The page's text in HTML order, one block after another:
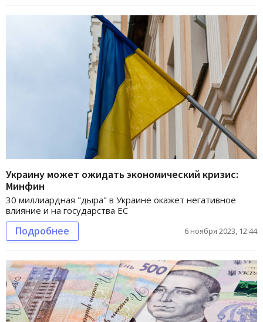
Украину может ожидать экономический кризис:
Минфин
30 миллиардная "дыра" в Украине окажет негативное
влияние и на государства ЕС
Подробнее 6 ноября 2023, 12:44